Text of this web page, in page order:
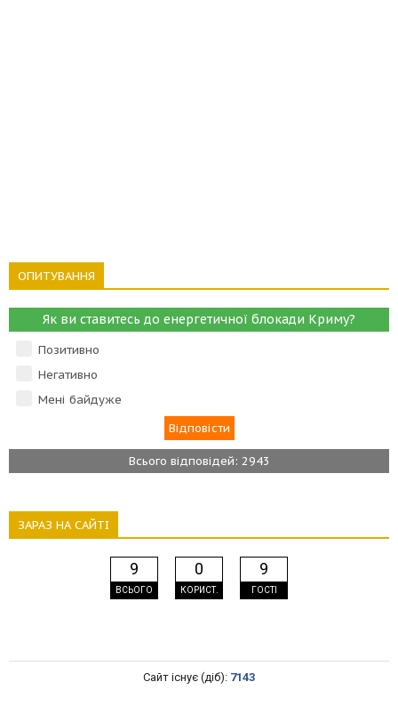
ОПИТУВАННЯ
Як ви ставитесь до енергетичної блокади Криму?
Позитивно
Негативно
Мені байдуже
Всього відповідей: 2943
ЗАРАЗ НА САЙТІ
9
ВСЬОГО
0
КОРИСТ.
9
ГОСТІ
Сайт існує (діб): 7143